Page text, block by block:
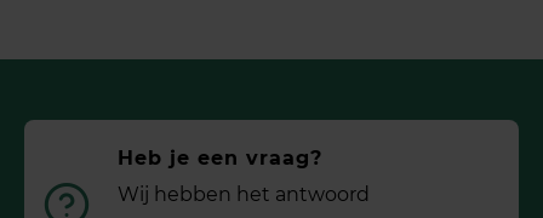
Heb je een vraag?
Wij hebben het antwoord